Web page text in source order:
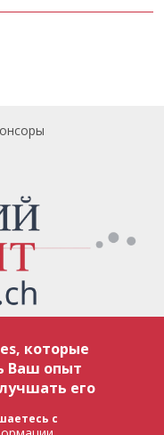
об авторском праве и
использование
В случае полного
rusaccent.ch,
заимствованный
rusaccent.ch, являются
частичное
которые
Ваш опыт
его
с